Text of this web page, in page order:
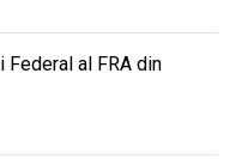
Federal al FRA din